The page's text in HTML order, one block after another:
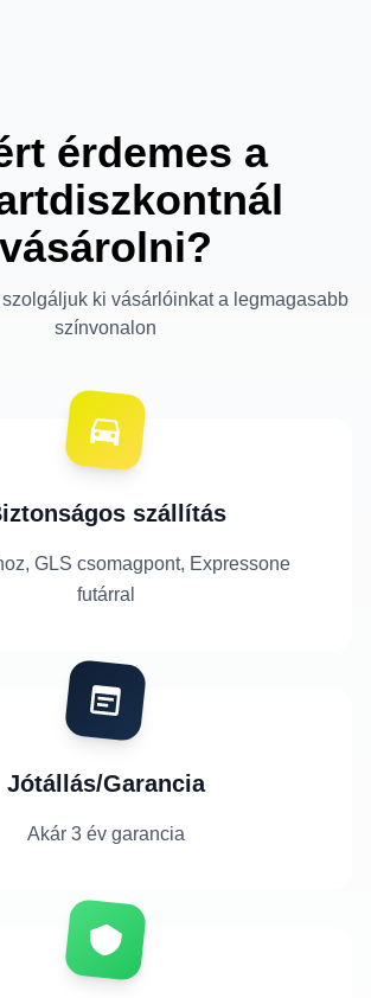
érdemes a
vásárolni?
ki vásárlóinkat a legmagasabb
színvonalon
szállítás
GLS csomagpont, Expressone
futárral
Jótállás/Garancia
Akár 3 év garancia